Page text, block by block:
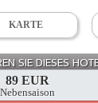
KARTE
SIE DIESES
89 EUR
Nebensaison